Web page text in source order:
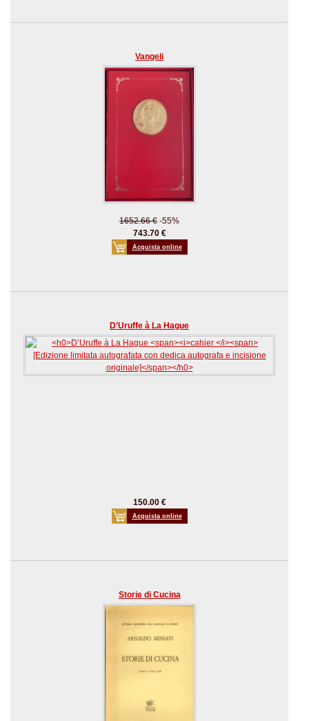
Vangeli
1652.66 € -55%
743.70 €
Acquista online
D’Uruffe à La Hague
150.00 €
Acquista online
Storie di Cucina